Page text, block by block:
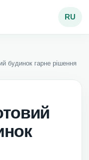
RU
будинок гарне рішення